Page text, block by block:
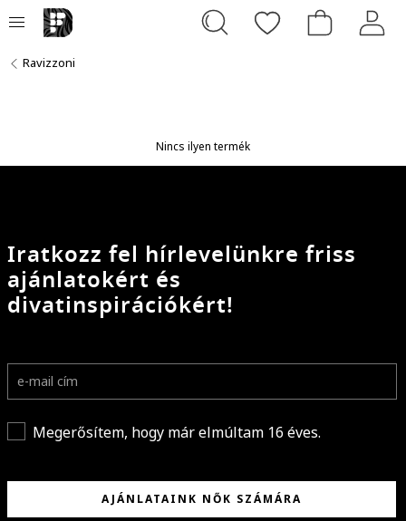
Ravizzoni
Nincs ilyen termék
Iratkozz fel hírlevelünkre friss
ajánlatokért és
divatinspirációkért!
Megerősítem, hogy már elmúltam 16 éves.
AJÁNLATAINK NŐK SZÁMÁRA